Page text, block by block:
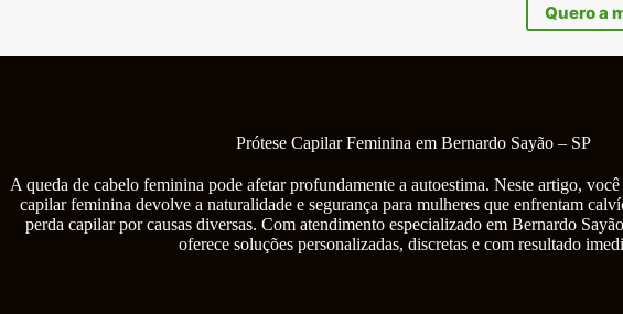
Quero a
Prótese Capilar Feminina em Bernardo Sayão – SP
A queda de cabelo feminina pode afetar profundamente a autoestima. Neste artigo,
capilar feminina devolve a naturalidade e segurança para mulheres que enfrentam
perda capilar por causas diversas. Com atendimento especializado em Bernardo
oferece soluções personalizadas, discretas e com resultado